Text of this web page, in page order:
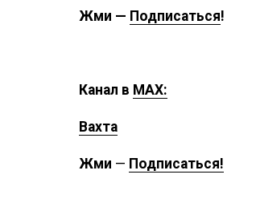
Жми — Подписаться!
Канал в MAX:
Вахта
Жми — Подписаться!